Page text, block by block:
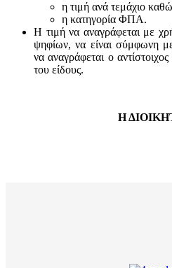
η τιμή ανά τεμάχιο
η κατηγορία ΦΠΑ.
Η τιμή να αναγράφεται με
ψηφίων, να είναι σύμφωνη
να αναγράφεται ο
του είδους.
Η